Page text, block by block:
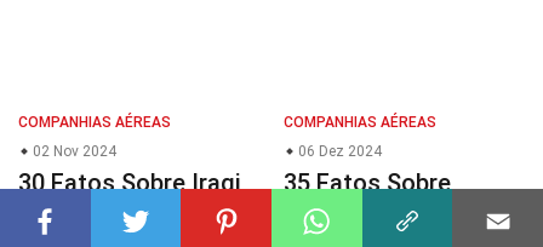
COMPANHIAS AÉREAS
02 Nov 2024
30 Fatos Sobre Iraqi
Airways
COMPANHIAS AÉREAS
06 Dez 2024
35 Fatos Sobre
Uzbekistan Airways